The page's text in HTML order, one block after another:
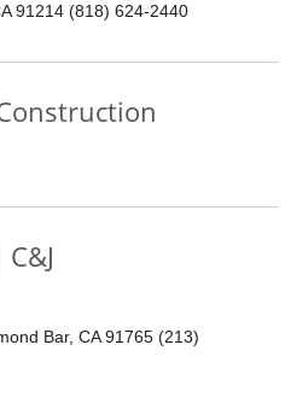
91214 (818) 624-2440
Bar, CA 91765 (213)